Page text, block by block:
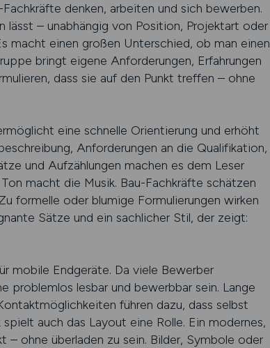
denken, arbeiten und sich bewerben.
– unabhängig von Position, Projektart oder
macht einen großen Unterschied, ob man einen
bringt eigene Anforderungen, Erfahrungen
dass sie auf den Punkt treffen – ohne
eine schnelle Orientierung und erhöht
Anforderungen an die Qualifikation,
und Aufzählungen machen es dem Leser
macht die Musik. Bau-Fachkräfte schätzen
formelle oder blumige Formulierungen wirken
Sätze und ein sachlicher Stil, der zeigt:
mobile Endgeräte. Da viele Bewerber
lesbar und bewerbbar sein. Lange
führen dazu, dass selbst
auch das Layout eine Rolle. Ein modernes,
ohne überladen zu sein. Bilder, Symbole oder